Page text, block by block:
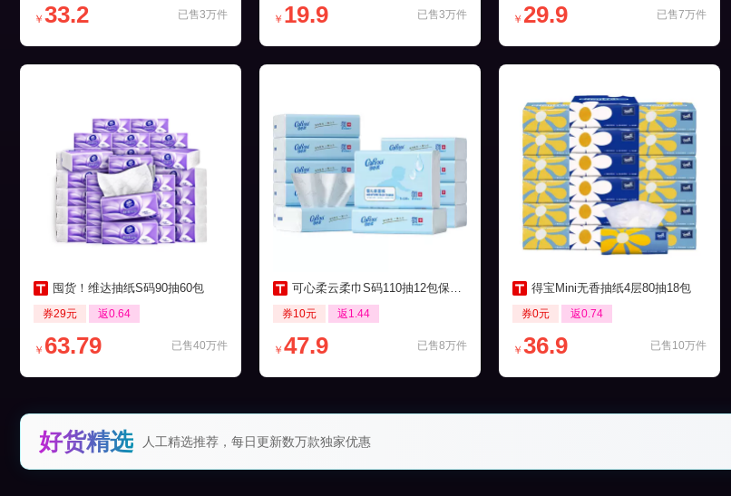
已售3万件
￥ 33.2 已售3万件
￥ 19.9 已售7万件
￥ 29.9
囤货！维达抽纸S码90抽60包
券29元 返0.64
已售40万件
￥ 63.79
可心柔云柔巾S码110抽12包保湿柔纸巾
券10元 返1.44
已售8万件
￥ 47.9
得宝Mini无香抽纸4层80抽18包
券0元 返0.74
已售10万件
￥ 36.9
好货精选 人工精选推荐，每日更新数万款独家优惠